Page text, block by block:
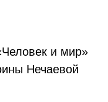
и мир»
Нечаевой